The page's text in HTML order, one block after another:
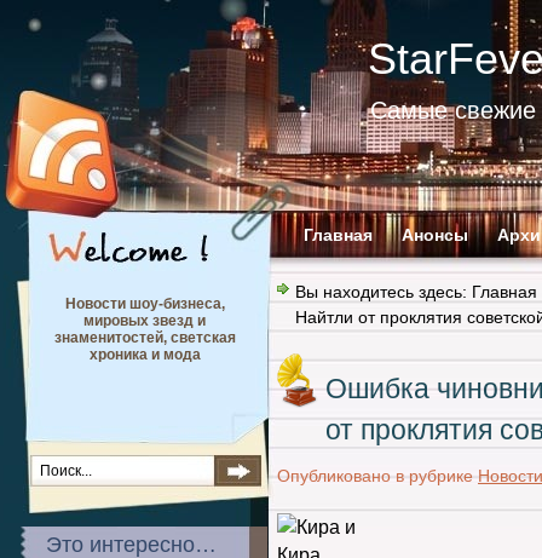
Самые свежие
Главная Анонсы
Новости шоу-бизнеса,
мировых звезд и
знаменитостей, светская
хроника и мода
Это интересно…
Вы находитесь здесь: Главная
Найтли от проклятия
Ошибка
от проклятия
Опубликовано в рубрике Новости